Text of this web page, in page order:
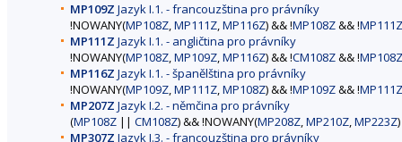
MP109Z Jazyk I.1. - francouzština pro právníky
!NOWANY(MP108Z,MP111Z,MP116Z) && !MP108Z&& !MP111Z
MP111Z Jazyk I.1. - angličtina pro právníky
!NOWANY(MP108Z,MP109Z,MP116Z) && !CM108Z&& !MP108Z
MP116Z Jazyk I.1. - španělština pro právníky
!NOWANY(MP109Z,MP111Z,MP108Z) && !MP109Z&& !MP111Z
MP207Z Jazyk I.2. - němčina pro právníky
(MP108Z || CM108Z) && !NOWANY(MP208Z,MP210Z,MP223Z
MP307Z Jazyk I.3. - francouzština pro právníky